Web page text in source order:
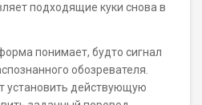
подходящие куки снова в
понимает, будто сигнал
обозревателя.
установить действующую